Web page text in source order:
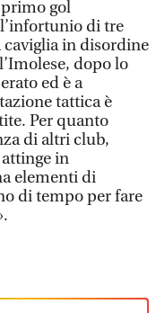
gol
di tre
caviglia in disordine
dopo lo
ed è a
tattica è
Per quanto
di altri club,
in
elementi di
di tempo per fare